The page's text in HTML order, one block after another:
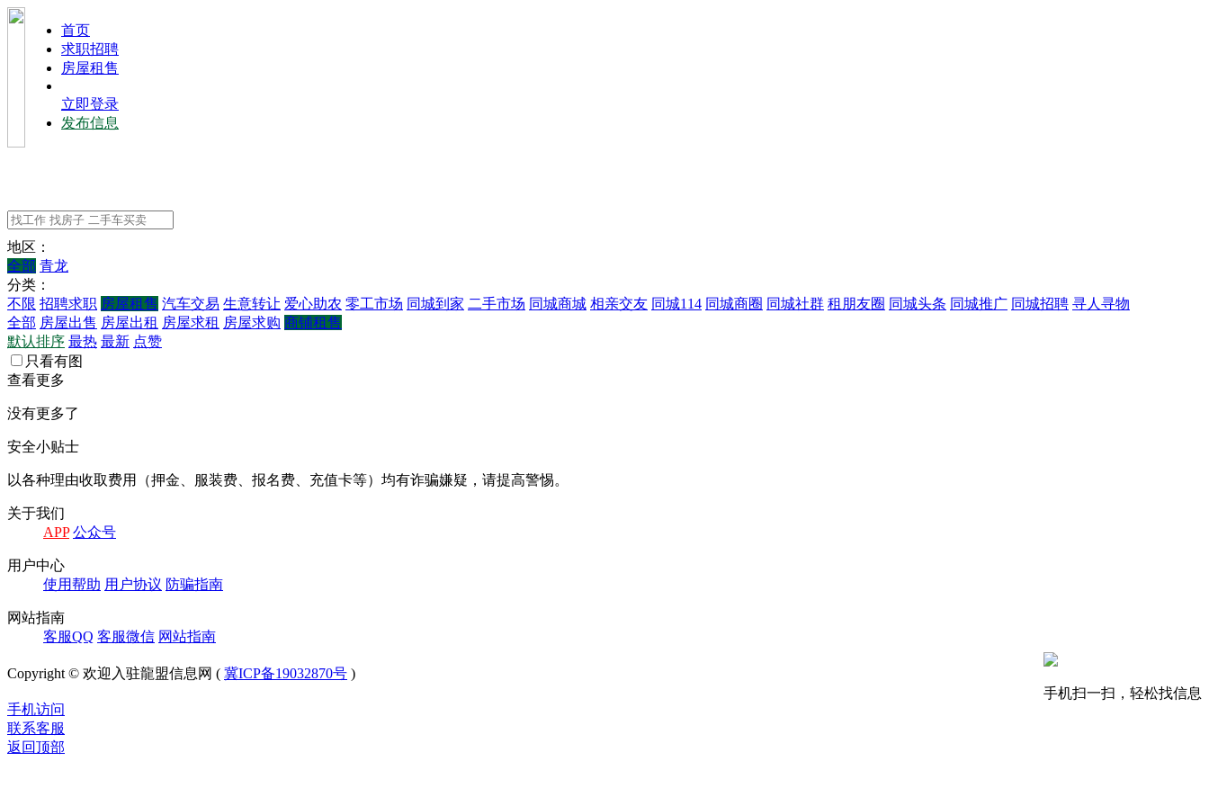
⾸⻚
求职招聘
房屋租售
立即登录
发布信息
地区：
全部 青龙
分类：
不限 招聘求职 房屋租售 汽车交易 生意转让 爱心助农 零工市场 同城到家 二手市场 同城商城 相亲交友 同城114 同城商圈 同城社群 租朋友圈 同城头条 同城推广 同城招聘 寻人寻物
全部 房屋出售 房屋出租 房屋求租 房屋求购 商铺租售
默认排序 最热 最新 点赞
只看有图
查看更多
没有更多了
安全小贴士
以各种理由收取费⽤（押⾦、服装费、报名费、充值卡等）均有诈骗嫌疑，请提⾼警惕。
关于我们
APP 公众号
⽤户中⼼
使⽤帮助 ⽤户协议 防骗指南
⽹站指南
客服QQ 客服微信 ⽹站指南
手机扫一扫，轻松找信息
Copyright © 欢迎入驻龍盟信息网 ( 冀ICP备19032870号 )
手机访问
联系客服
返回顶部